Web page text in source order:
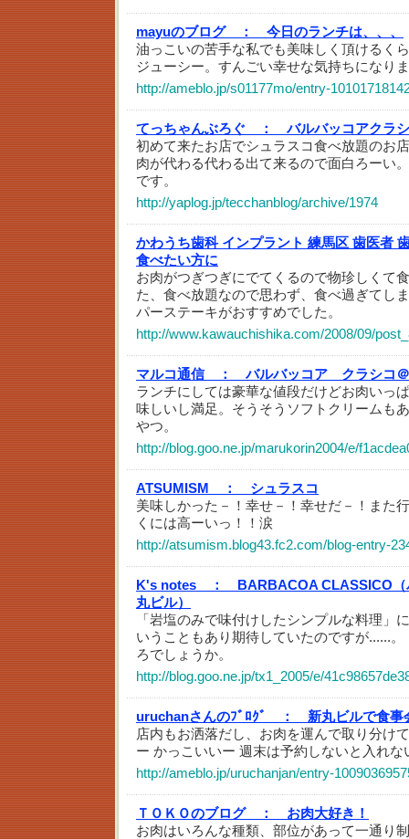
mayuのブログ ：
今日のランチは、、、
油っこいの苦手な私でも美味しく頂けるく
ジューシー。すんごい幸せな気持ちになり
http://ameblo.jp/s01177mo/entry-
てっちゃんぶろぐ ：
バルバッコアクラ
初めて来たお店でシュラスコ食べ放題のお
肉が代わる代わる出て来るので面白ろーい
です。
http://yaplog.jp/tecchanblog/archive/1974
かわうち歯科 インプラント 練馬区 歯医者
食べたい方に
お肉がつぎつぎにでてくるので物珍しくて
た、食べ放題なので思わず、食べ過ぎてし
パーステーキがおすすめでした。
http://www.kawauchishika.com/2008/09/
マルコ通信 ：
バルバッコア クラシコ
ランチにしては豪華な値段だけどお肉いっ
味しいし満足。そうそうソフトクリームも
やつ。
http://blog.goo.ne.jp/marukorin2004/e/
ATSUMISM ：
シュラスコ
美味しかった－！幸せ－！幸せだ－！また
くには高ーいっ！！涙
http://atsumism.blog43.fc2.com/blog-entry-
K's notes ：
BARBACOA CLASSICO
丸ビル）
「岩塩のみで味付けしたシンプルな料理」
いうこともあり期待していたのですが......
ろでしょうか。
http://blog.goo.ne.jp/tx1_2005/e/
uruchanさんのﾌﾞﾛｸﾞ ：
新丸ビルで食事
店内もお洒落だし、お肉を運んで取り分け
ー かっこいいー 週末は予約しないと入れな
http://ameblo.jp/uruchanjan/entry-
ＴＯＫＯのブログ ：
お肉大好き！
お肉はいろんな種類、部位があって一通り